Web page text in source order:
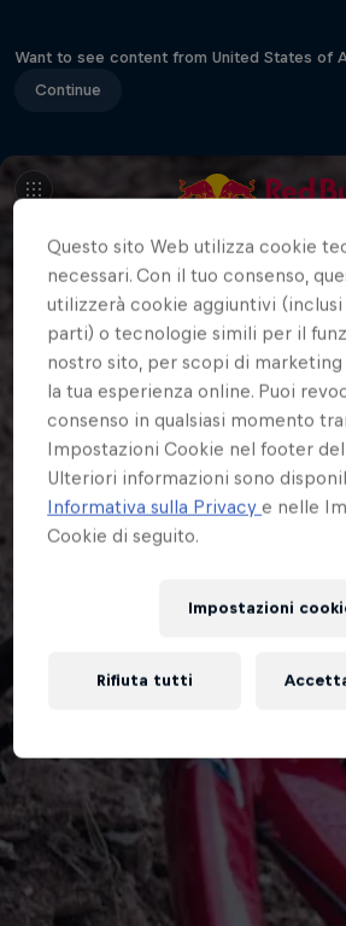
Want to see content from United States of
Continue
Questo sito Web utilizza cookie
necessari. Con il tuo consenso,
utilizzerà cookie aggiuntivi
parti) o tecnologie simili per il
nostro sito, per scopi di
la tua esperienza online. Puoi
consenso in qualsiasi momento
Impostazioni Cookie nel footer
Ulteriori informazioni sono
Informativa sulla Privacye nelle
Cookie di seguito.
Impostazioni
Rifiuta tutti